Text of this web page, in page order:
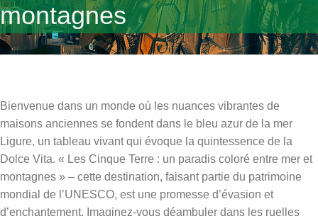
montagnes
Bienvenue dans un monde où les nuances vibrantes de
maisons anciennes se fondent dans le bleu azur de la mer
Ligure, un tableau vivant qui évoque la quintessence de la
Dolce Vita. « Les Cinque Terre : un paradis coloré entre mer et
montagnes » – cette destination, faisant partie du patrimoine
mondial de l’UNESCO, est une promesse d’évasion et
d’enchantement. Imaginez-vous déambuler dans les ruelles